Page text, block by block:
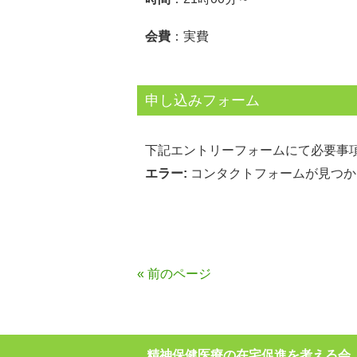
会費 ：実費
申し込みフォーム
下記エントリーフォームにて必要事
エラー: コンタクトフォームが見つ
« 前のページ